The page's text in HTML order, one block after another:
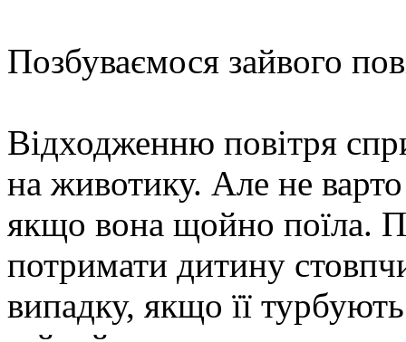
Позбуваємося зайвого
Відходженню повітря
на животику. Але не
якщо вона щойно поїла.
потримати дитину
випадку, якщо її